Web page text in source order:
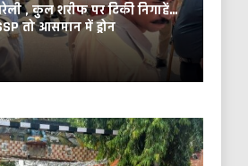
, कुल शरीफ पर टिकी निगाहें…
तो आसमान में ड्रोन